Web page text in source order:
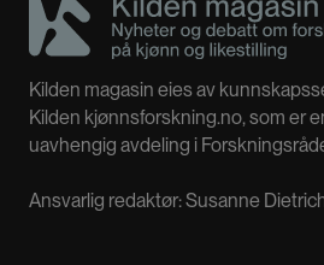
Kilden magasin eies av
Kilden kjønnsforskning.no, som er
uavhengig avdeling i
Ansvarlig redaktør: Susanne